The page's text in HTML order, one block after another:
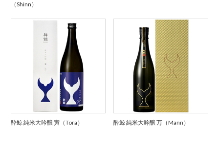
（Shinn）
酔鯨 純米大吟醸 寅（Tora） 酔鯨 純米大吟醸 万（Mann）